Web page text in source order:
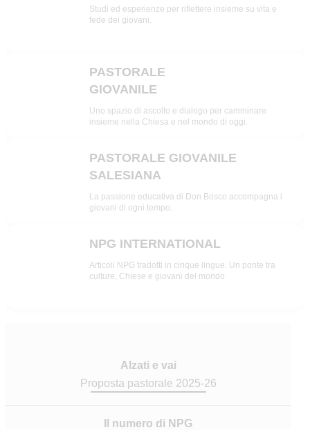
Studi ed esperienze per riflettere insieme su vita e
fede dei giovani.
PASTORALE
GIOVANILE
Uno spazio di ascolto e dialogo per camminare
insieme nella Chiesa e nel mondo di oggi.
PASTORALE GIOVANILE
SALESIANA
La passione educativa di Don Bosco accompagna i
giovani di ogni tempo.
NPG INTERNATIONAL
Articoli NPG tradotti in cinque lingue. Un ponte tra
culture, Chiese e giovani del mondo
Alzati e vai
Proposta pastorale 2025-26
Il numero di NPG